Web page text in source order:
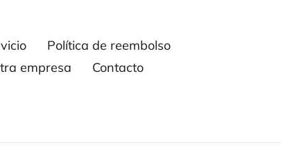
Política de reembolso
empresa Contacto